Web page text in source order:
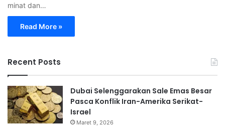
minat dan…
Read More »
Recent Posts
Dubai Selenggarakan Sale Emas Besar
Pasca Konflik Iran-Amerika Serikat-
Israel
Maret 9, 2026